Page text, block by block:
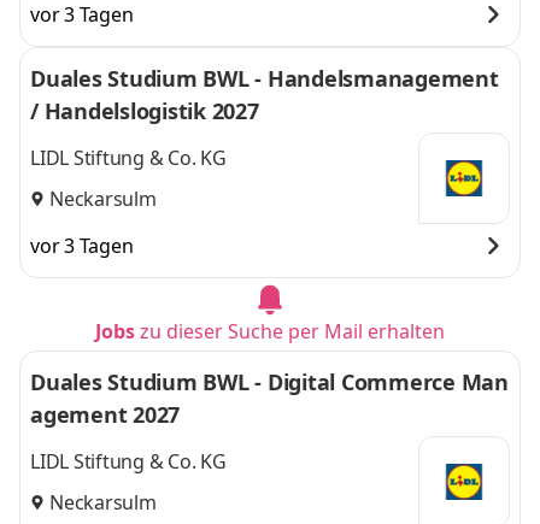
vor 3 Tagen
Duales Studium BWL - Handelsmanagement
/ Handelslogistik 2027
LIDL Stiftung & Co. KG
Neckarsulm
vor 3 Tagen
Jobszu dieser Suche per Mail erhalten
Duales Studium BWL - Digital Commerce Man
agement 2027
LIDL Stiftung & Co. KG
Neckarsulm